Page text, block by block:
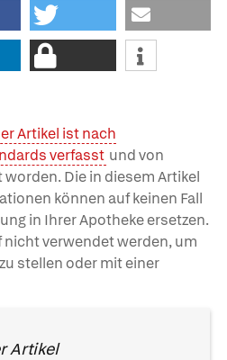
Artikel ist nach
verfasst und von
Die in diesem Artikel
können auf keinen Fall
in Ihrer Apotheke ersetzen.
nicht verwendet werden, um
stellen oder mit einer
Artikel